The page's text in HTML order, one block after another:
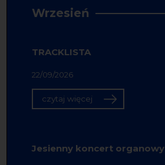
Wrzesień
TRACKLISTA
22/09/2026
czytaj więcej
Jesienny koncert organowy